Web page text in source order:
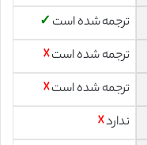
ترجمه شده است ✓
ترجمه شده است☓
ترجمه شده است☓
ندارد☓